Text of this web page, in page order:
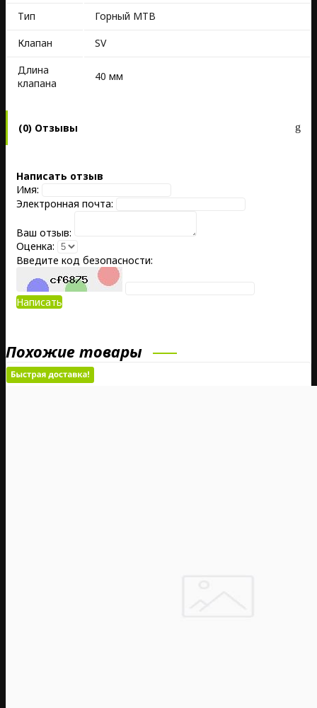
Тип
Горный MTB
Клапан
SV
Длина
клапана
40 мм
(0) Отзывы
Написать отзыв
Имя:
Электронная почта:
Ваш отзыв:
Оценка:
Введите код безопасности:
Написать
Похожие товары